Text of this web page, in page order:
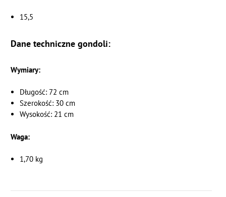
15,5
Dane techniczne gondoli:
Wymiary:
Długość: 72 cm
Szerokość: 30 cm
Wysokość: 21 cm
Waga:
1,70 kg